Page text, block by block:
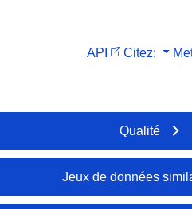
API Citez:
Qualité
Jeux de données